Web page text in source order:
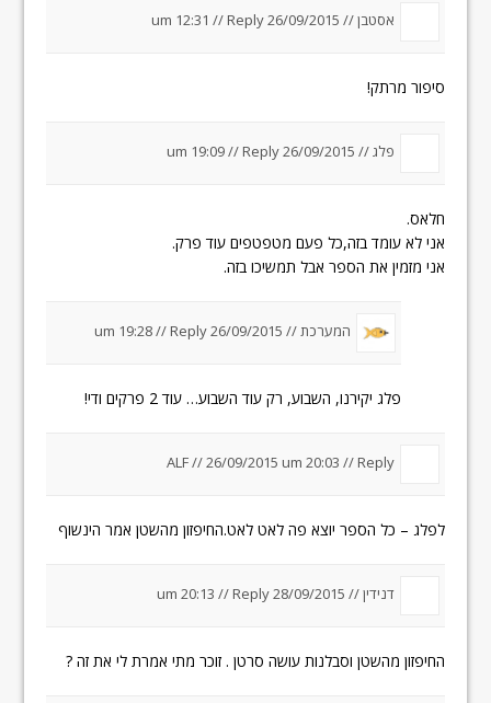
אסטבן // 26/09/2015 um 12:31
//Reply
סיפור מרתק!
פלג//
26/09/2015 um 19:09
//Reply
חלאס.
אני לא עומד בזה,כל פעם מטפטפים עוד פרק.
אני מזמין את הספר אבל תמשיכו בזה.
המערכת // 26/09/2015 um 19:28
//Reply
פלג יקירנו, השבוע, רק עוד השבוע… עוד 2 פרקים ודי!
ALF //26/09/2015 um 20:03 //Reply
לפלג – כל הספר יוצא פה לאט לאט.החיפזון מהשטן אמר הינשוף
דנידין // 28/09/2015 um 20:13
//Reply
החיפזון מהשטן וסבלנות עושה סרטן . זוכר מתי אמרת לי את זה ?